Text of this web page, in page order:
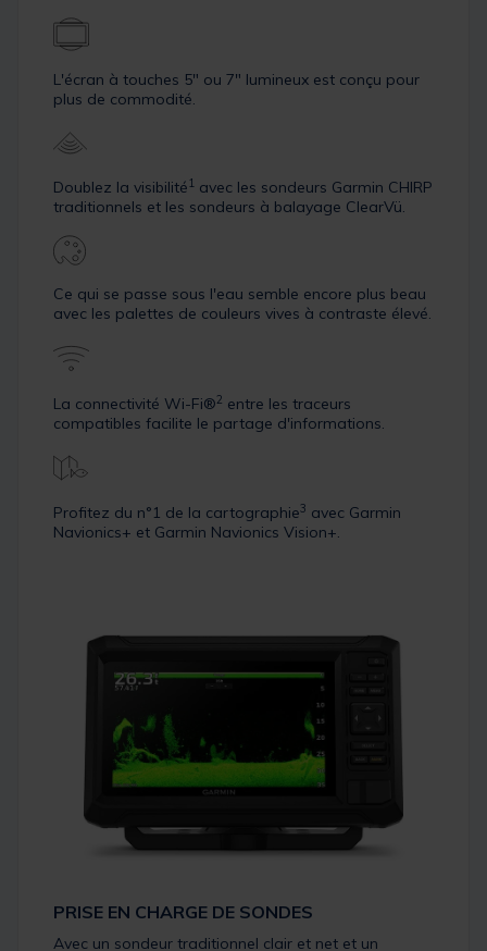
L'écran à touches 5″ ou 7″ lumineux est conçu pour
plus de commodité.
Doublez la visibilité 1 avec les sondeurs Garmin CHIRP
traditionnels et les sondeurs à balayage ClearVü.
Ce qui se passe sous l'eau semble encore plus beau
avec les palettes de couleurs vives à contraste élevé.
La connectivité Wi-Fi®2 entre les traceurs
compatibles facilite le partage d'informations.
Profitez du n°1 de la cartographie3 avec Garmin
Navionics+ et Garmin Navionics Vision+.
PRISE EN CHARGE DE SONDES
Avec un sondeur traditionnel clair et net et un